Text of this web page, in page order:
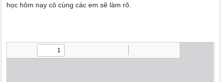
học hôm nay cô cùng các em sẽ làm rõ.